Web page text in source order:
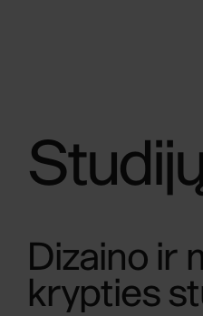
Dizaino ir
krypties